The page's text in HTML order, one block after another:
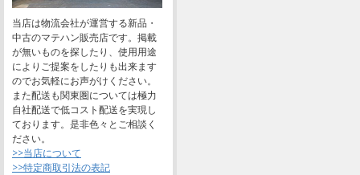
当店は物流会社が運営する新品・
中古のマテハン販売店です。掲載
が無いものを探したり、使用用途
によりご提案をしたりも出来ます
のでお気軽にお声がけください。
また配送も関東圏については極力
自社配送で低コスト配送を実現し
ております。是非色々とご相談く
ださい。
>>当店について
>>特定商取引法の表記